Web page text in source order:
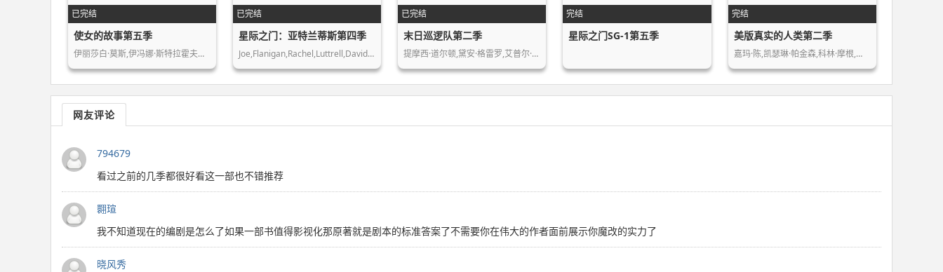
已完结
使女的故事第五季
伊丽莎白·莫斯,伊冯娜·斯特拉霍夫斯…
已完结
星际之门：亚特兰蒂斯第四季
Joe,Flanigan,Rachel,Luttrell,David,H…
已完结
末日巡逻队第二季
提摩西·道尔顿,黛安·格雷罗,艾普尔·…
完结
星际之门SG-1第五季
完结
美版真实的人类第二季
嘉玛·陈,凯瑟琳·帕金森,科林·摩根,…
网友评论
794679
看过之前的几季都很好看这一部也不错推荐
翾瑄
我不知道现在的编剧是怎么了如果一部书值得影视化那原著就是剧本的标准答案了不需要你在伟大的作者面前展示你魔改的实力了
晓风秀